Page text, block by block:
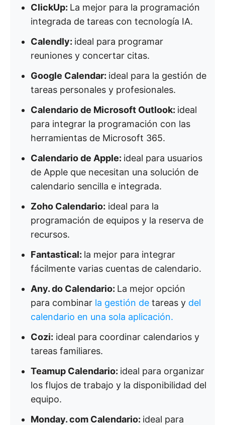
ClickUp: La mejor para la programación
integrada de tareas con tecnología IA.
Calendly: ideal para programar
reuniones y concertar citas.
Google Calendar: ideal para la gestión de
tareas personales y profesionales.
Calendario de Microsoft Outlook: ideal
para integrar la programación con las
herramientas de Microsoft 365.
Calendario de Apple: ideal para usuarios
de Apple que necesitan una solución de
calendario sencilla e integrada.
Zoho Calendario: ideal para la
programación de equipos y la reserva de
recursos.
Fantastical: la mejor para integrar
fácilmente varias cuentas de calendario.
Any. do Calendario: La mejor opción
para combinar la gestión de tareas y del
calendario en una sola aplicación.
Cozi: ideal para coordinar calendarios y
tareas familiares.
Teamup Calendario: ideal para organizar
los flujos de trabajo y la disponibilidad del
equipo.
Monday. com Calendario: ideal para